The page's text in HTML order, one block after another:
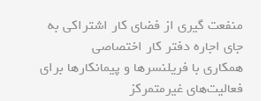
منفعت گیری از فضای کار اشتراکی به
جای اجاره دفتر کار اختصاصی
همکاری با فریلنسرها و پیمانکارها برای
فعالیت‌های غیرمتمرکز